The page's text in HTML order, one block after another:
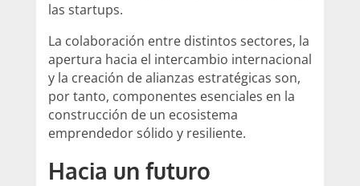
las startups.
La colaboración entre distintos sectores, la
apertura hacia el intercambio internacional
y la creación de alianzas estratégicas son,
por tanto, componentes esenciales en la
construcción de un ecosistema
emprendedor sólido y resiliente.
Hacia un futuro